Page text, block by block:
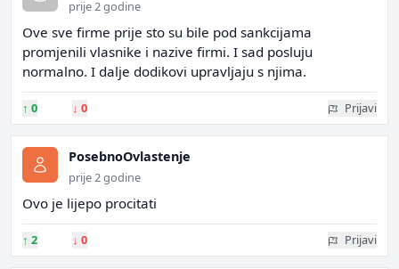
prije 2 godine
Ove sve firme prije sto su bile pod sankcijama
promjenili vlasnike i nazive firmi. I sad posluju
normalno. I dalje dodikovi upravljaju s njima.
↑ 0 ↓ 0 Prijavi
PosebnoOvlastenje
prije 2 godine
Ovo je lijepo procitati
↑ 2 ↓ 0 Prijavi